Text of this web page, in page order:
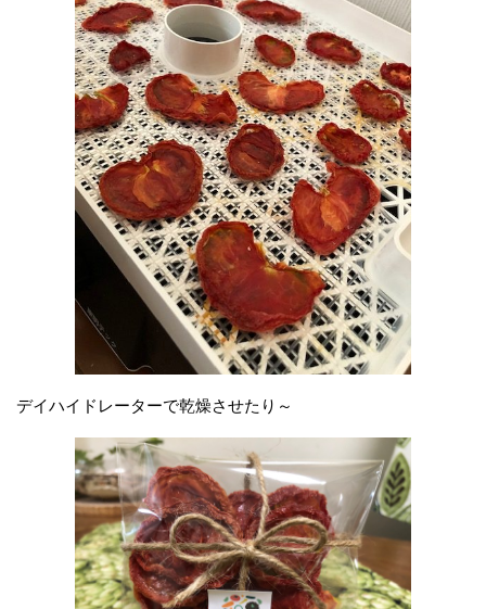
デイハイドレーターで乾燥させたり～